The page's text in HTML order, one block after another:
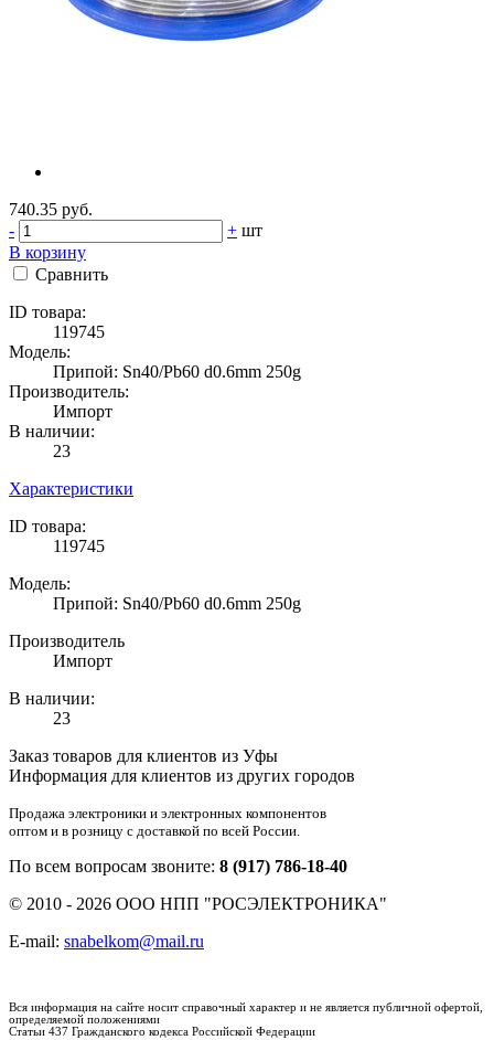
740.35 руб.
-
+ шт
В корзину
Сравнить
ID товара:
119745
Модель:
Припой: Sn40/Pb60 d0.6mm 250g
Производитель:
Импорт
В наличии:
23
Характеристики
ID товара:
119745
Модель:
Припой: Sn40/Pb60 d0.6mm 250g
Производитель
Импорт
В наличии:
23
Заказ товаров для клиентов из Уфы
Информация для клиентов из других городов
Продажа электроники и электронных компонентов
оптом и в розницу с доставкой по всей России.
По всем вопросам звоните: 8 (917) 786-18-40
© 2010 - 2026 ООО НПП "РОСЭЛЕКТРОНИКА"
E-mail: snabelkom@mail.ru
Вся информация на сайте носит справочный характер и не является публичной офертой,
определяемой положениями
Статьи 437 Гражданского кодекса Российской Федерации